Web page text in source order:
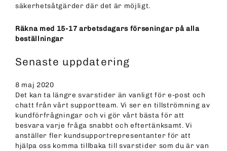
säkerhetsåtgärder där det är möjligt.
Räkna med 15-17 arbetsdagars förseningar på alla
beställningar
Senaste uppdatering
8 maj 2020
Det kan ta längre svarstider än vanligt för e-post och
chatt från vårt supportteam. Vi ser en tillströmning av
kundförfrågningar och vi gör vårt bästa för att
besvara varje fråga snabbt och eftertänksamt. Vi
anställer fler kundsupportrepresentanter för att
hjälpa oss komma tillbaka till svarstider som du är van